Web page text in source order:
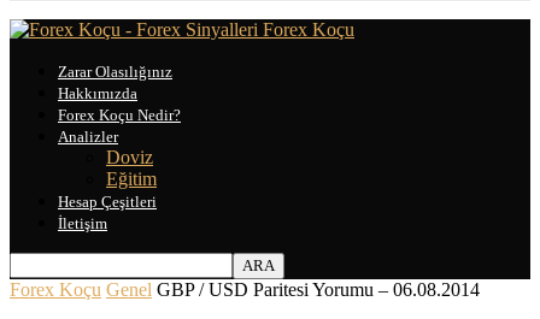
Forex Koçu
Zarar Olasılığınız
Hakkımızda
Forex Koçu Nedir?
Analizler
Doviz
Eğitim
Hesap Çeşitleri
İletişim
Forex Koçu Genel GBP / USD Paritesi Yorumu – 06.08.2014